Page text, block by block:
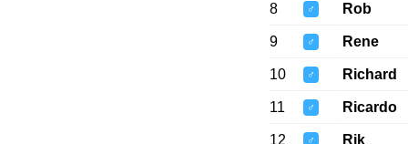
8 ♂ Rob
9 ♂ Rene
10 ♂ Richard
11 ♂ Ricardo
12 ♂ Rik